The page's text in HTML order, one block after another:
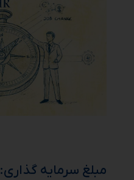
مبلغ سرمایه گذاری: